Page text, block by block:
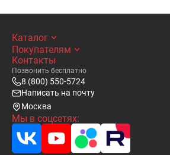
Каталог
Покупателям
Контакты
Позвонить бесплатно
8 (800) 550-5724
Написать на почту
Москва
Мы в соцсетях: